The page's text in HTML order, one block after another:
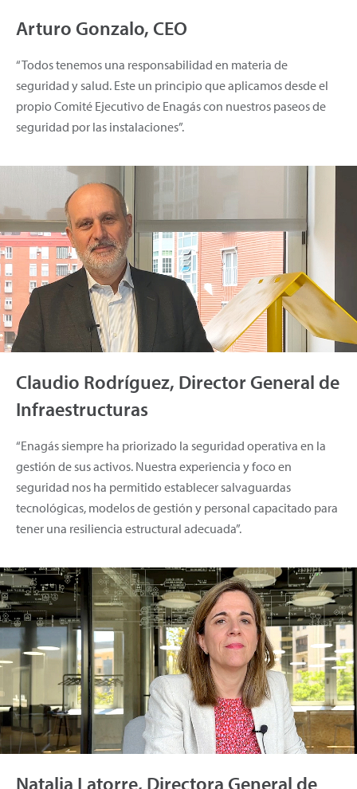
Arturo Gonzalo, CEO
“Todos tenemos una responsabilidad en materia de
seguridad y salud. Este un principio que aplicamos desde el
propio Comité Ejecutivo de Enagás con nuestros paseos de
seguridad por las instalaciones”.
Claudio Rodríguez, Director General de
Infraestructuras
“Enagás siempre ha priorizado la seguridad operativa en la
gestión de sus activos. Nuestra experiencia y foco en
seguridad nos ha permitido establecer salvaguardas
tecnológicas, modelos de gestión y personal capacitado para
tener una resiliencia estructural adecuada”.
Natalia Latorre, Directora General de